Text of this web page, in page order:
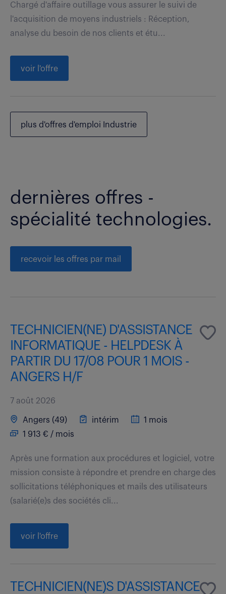
Chargé d'affaire outillage vous assurer le suivi de
l'acquisition de moyens industriels : Réception,
analyse du besoin de nos clients et étu...
voir l'offre
plus d'offres d'emploi Industrie
dernières offres -
spécialité technologies.
recevoir les offres par mail
TECHNICIEN(NE) D'ASSISTANCE
INFORMATIQUE - HELPDESK À
PARTIR DU 17/08 POUR 1 MOIS -
ANGERS H/F
7 août 2026
Angers (49) intérim
1 mois
1 913 € / mois
Après une formation aux procédures et logiciel, votre
mission consiste à répondre et prendre en charge des
sollicitations téléphoniques et mails des utilisateurs
(salarié(e)s des sociétés cli...
voir l'offre
TECHNICIEN(NE)S D'ASSISTANCE